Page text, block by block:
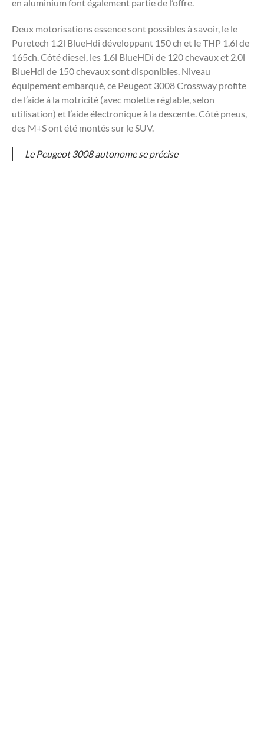
en aluminium font également partie de l’offre.
Deux motorisations essence sont possibles à savoir, le le
Puretech 1.2l BlueHdi développant 150 ch et le THP 1.6l de
165ch. Côté diesel, les 1.6l BlueHDi de 120 chevaux et 2.0l
BlueHdi de 150 chevaux sont disponibles. Niveau
équipement embarqué, ce Peugeot 3008 Crossway profite
de l’aide à la motricité (avec molette réglable, selon
utilisation) et l’aide électronique à la descente. Côté pneus,
des M+S ont été montés sur le SUV.
Le Peugeot 3008 autonome se précise